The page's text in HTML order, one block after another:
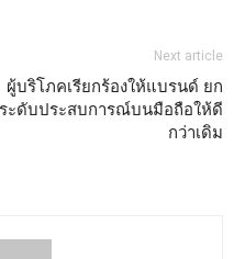
Next article
ผู้บริโภคเรียกร้องให้แบรนด์ ยก
ระดับประสบการณ์บนมือถือให้ดี
กว่าเดิม